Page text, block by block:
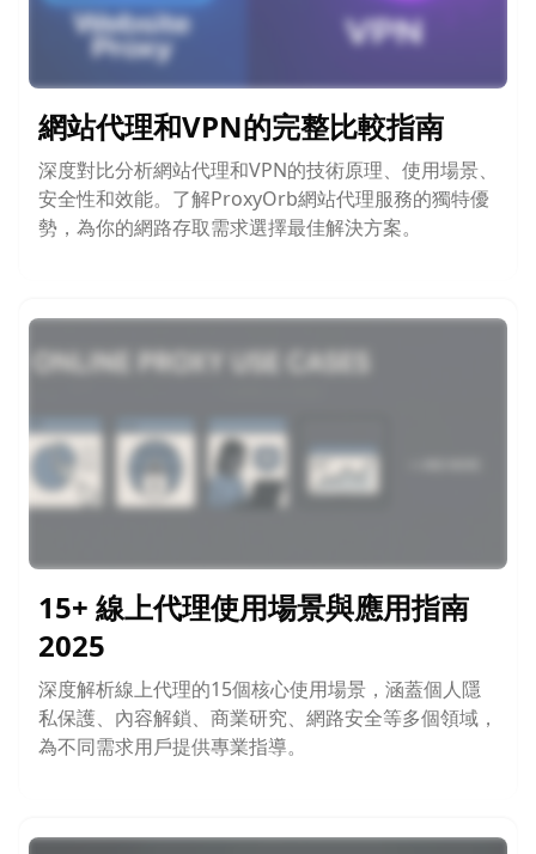
網站代理和VPN的完整比較指南
深度對比分析網站代理和VPN的技術原理、使用場景、
安全性和效能。了解ProxyOrb網站代理服務的獨特優
勢，為你的網路存取需求選擇最佳解決方案。
15+ 線上代理使用場景與應用指南
2025
深度解析線上代理的15個核心使用場景，涵蓋個人隱
私保護、內容解鎖、商業研究、網路安全等多個領域，
為不同需求用戶提供專業指導。